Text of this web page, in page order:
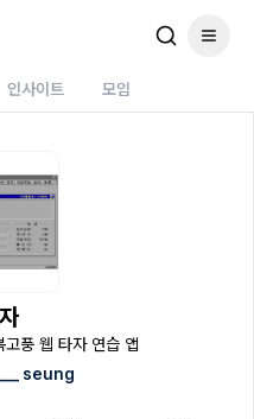
인사이트 모임
풍 웹 타자 연습 앱
seung